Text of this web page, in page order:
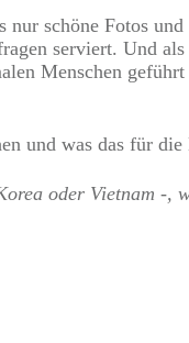
schöne Fotos
serviert. Und
Menschen
und was das für die
oder Vietnam -,